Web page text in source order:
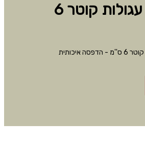
מדבקות ויניל עגולות קוטר 6
הדפסת מדבקות ויניל עגולות קוטר 6 ס''מ - הדפסה איכותית